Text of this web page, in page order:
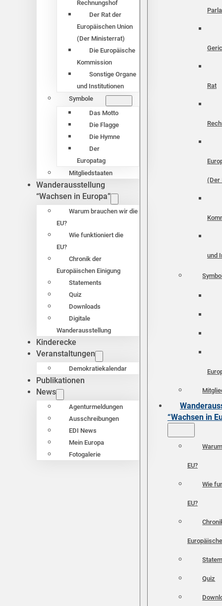
Rechnungshof
Der Rat der
Europäischen Union
(Der Ministerrat)
Die Europäische
Kommission
Sonstige Organe
und Institutionen
Symbole
Das Motto
Die Flagge
Die Hymne
Der
Europatag
Mitgliedstaaten
Wanderausstellung
“Wachsen in Europa”
Warum brauchen wir die
EU?
Wie funktioniert die
EU?
Chronik der
Europäischen Einigung
Statements
Quiz
Downloads
Digitale
Wanderausstellung
Kinderecke
Veranstaltungen
Demokratiekalendar
Publikationen
News
Agenturmeldungen
Ausschreibungen
EDI News
Mein Europa
Fotogalerie
Rat
(Der
und
“Wachsen in
EU?
Wie
EU?
Quiz